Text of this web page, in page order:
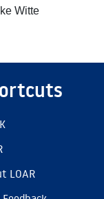
Witte
LOAR